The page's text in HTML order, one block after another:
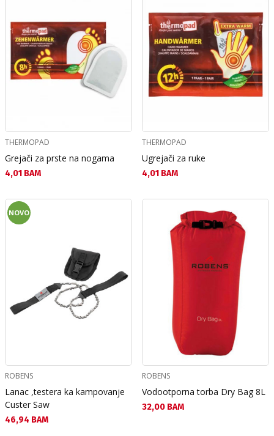
THERMOPAD
Grejači za prste na nogama
Текуща цена:
4,01 BAM
THERMOPAD
Ugrejači za ruke
Текуща цена:
4,01 BAM
NOVO
ROBENS
Lanac ,testera ka kampovanje
Custer Saw
Текуща цена:
46,94 BAM
ROBENS
Vodootporna torba Dry Bag 8L
Текуща цена:
32,00 BAM